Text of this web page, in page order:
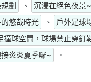
劃
、 沉浸在絕色夜景~
悠哉時光 、 戶外足球
撞球空間，球場禁止穿釘
炎炎夏季囉~
。